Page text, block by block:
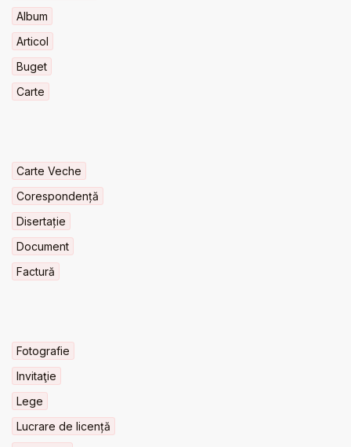
Album
Articol
Buget
Carte
Carte Veche
Corespondență
Disertație
Document
Factură
Fotografie
Invitaţie
Lege
Lucrare de licență